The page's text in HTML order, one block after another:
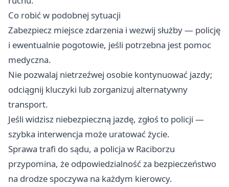
Co robić w podobnej sytuacji
Zabezpiecz miejsce zdarzenia i wezwij służby — policję
i ewentualnie pogotowie, jeśli potrzebna jest pomoc
medyczna.
Nie pozwalaj nietrzeźwej osobie kontynuować jazdy;
odciągnij kluczyki lub zorganizuj alternatywny
transport.
Jeśli widzisz niebezpieczną jazdę, zgłoś to policji —
szybka interwencja może uratować życie.
Sprawa trafi do sądu, a policja w Raciborzu
przypomina, że odpowiedzialność za bezpieczeństwo
na drodze spoczywa na każdym kierowcy.